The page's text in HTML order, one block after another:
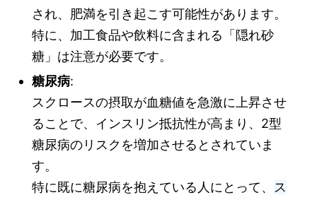
され、肥満を引き起こす可能性があります。
特に、加工食品や飲料に含まれる「隠れ砂
糖」は注意が必要です。
糖尿病:
スクロースの摂取が血糖値を急激に上昇させ
ることで、インスリン抵抗性が高まり、2型
糖尿病のリスクを増加させるとされていま
す。
特に既に糖尿病を抱えている人にとって、
ス